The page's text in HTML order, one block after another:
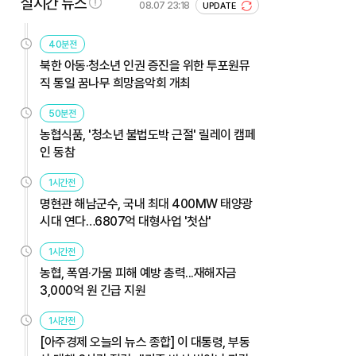
08.07 23:18 UPDATE
40분전
북한 아동·청소년 인권 증진을 위한 투포원뮤
직 통일 꿈나무 희망음악회 개최
50분전
농협식품, '청소년 불법도박 근절' 릴레이 캠페
인 동참
1시간전
명현관 해남군수, 국내 최대 400MW 태양광
시대 연다…6807억 대형사업 '첫삽'
1시간전
농협, 폭염·가뭄 피해 예방 총력...재해자금
3,000억 원 긴급 지원
1시간전
[아주경제 오늘의 뉴스 종합] 이 대통령, 부동